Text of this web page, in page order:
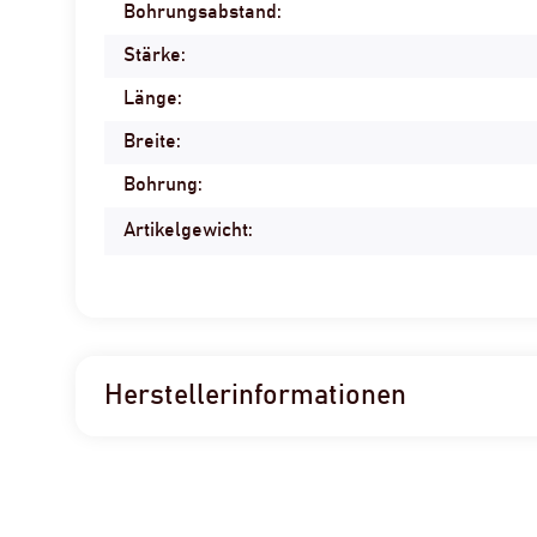
Produkteigenschaft
Wert
Bohrungsabstand:
Stärke:
Länge:
Breite:
Bohrung:
Artikelgewicht:
Herstellerinformationen